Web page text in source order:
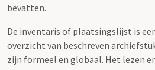
bevatten.
De inventaris of plaatsingslijst is
overzicht van beschreven
zijn formeel en globaal. Het lezen